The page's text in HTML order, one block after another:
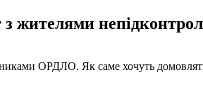
з жителями
ОРДЛО. Як саме хочуть